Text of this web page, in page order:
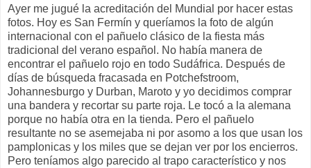
Ayer me jugué la acreditación del Mundial por hacer estas
fotos. Hoy es San Fermín y queríamos la foto de algún
internacional con el pañuelo clásico de la fiesta más
tradicional del verano español. No había manera de
encontrar el pañuelo rojo en todo Sudáfrica. Después de
días de búsqueda fracasada en Potchefstroom,
Johannesburgo y Durban, Maroto y yo decidimos comprar
una bandera y recortar su parte roja. Le tocó a la alemana
porque no había otra en la tienda. Pero el pañuelo
resultante no se asemejaba ni por asomo a los que usan los
pamplonicas y los miles que se dejan ver por los encierros.
Pero teníamos algo parecido al trapo característico y nos